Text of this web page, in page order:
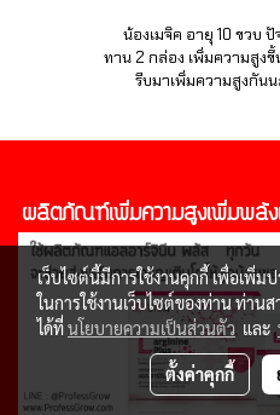
น้องเมจิค อายุ 10 ขวบ
ทาน 2 กล่อง เพิ่มความสูงขึ้
รีบมาเพิ่มความสูงกัน
ผลิตภัณฑ์เพิ่มความสูงเพิ่มพลัง
เว็บไซต์นี้มีการใช้งานคุกกี้ เพื่อเพิ่
ในการใช้งานเว็บไซต์ของท่าน ท่าน
ได้ที่นโยบายความเป็นส่วนตัวและ
ตั้งค่าคุกกี้